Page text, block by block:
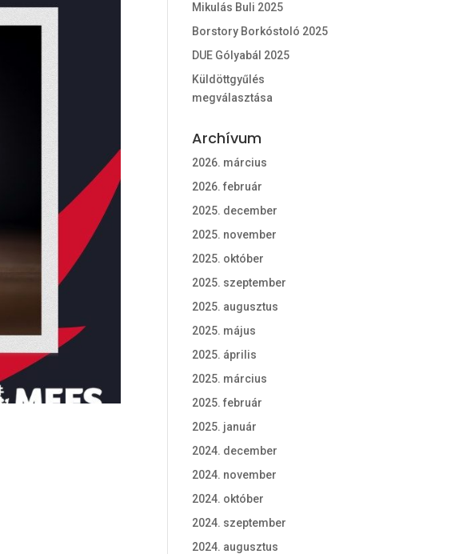
Mikulás Buli 2025
Borstory Borkóstoló 2025
DUE Gólyabál 2025
Küldöttgyűlés
megválasztása
Archívum
2026. március
2026. február
2025. december
2025. november
2025. október
2025. szeptember
2025. augusztus
2025. május
2025. április
2025. március
2025. február
2025. január
2024. december
2024. november
2024. október
2024. szeptember
2024. augusztus